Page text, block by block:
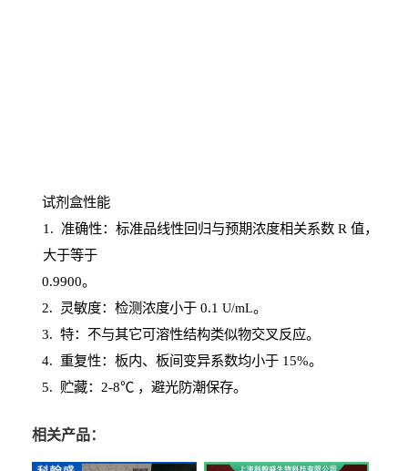
试剂盒性能
1 . 准确性：标准品线性回归与预期浓度相关系数 R 值，
大于等于
0.9900。
2. 灵敏度：检测浓度小于0.1 U/mL。
3. 特：不与其它可溶性结构类似物交叉反应。
4. 重复性：板内、板间变异系数均小于15%。
5. 贮藏：2-8℃ ，避光防潮保存。
相关产品：